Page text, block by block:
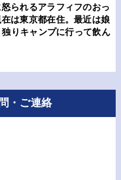
られるアラフィフのおっ
は東京都在住。最近は娘
りキャンプに行って飲ん
・ご連絡